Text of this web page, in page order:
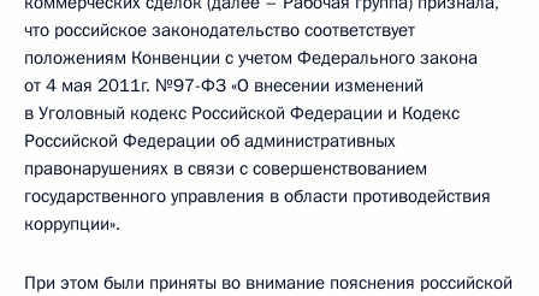
что российское законодательство соответствует
положениям Конвенции с учетом Федерального закона
от 4 мая 2011г. №97-ФЗ «О внесении изменений
в Уголовный кодекс Российской Федерации и Кодекс
Российской Федерации об административных
правонарушениях в связи с совершенствованием
государственного управления в области противодействия
коррупции».
При этом были приняты во внимание пояснения российской